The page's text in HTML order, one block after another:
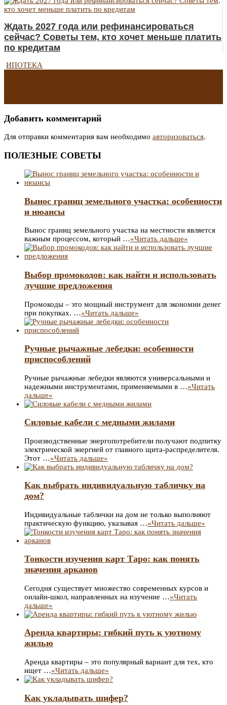
Ждать 2027 года или рефинансироваться
сейчас? Советы тем, кто хочет меньше платить
по кредитам
ИПОТЕКА
по
записям
Добавить комментарий
Для отправки комментария вам необходимо авторизоваться.
ПОЛЕЗНЫЕ СОВЕТЫ
Вынос границ земельного участка: особенности
и нюансы
Вынос границ земельного участка на местности является
важным процессом, который …«Читать дальше»
Выбор промокодов: как найти и использовать
лучшие предложения
Промокоды – это мощный инструмент для экономии денег
при покупках. …«Читать дальше»
Ручные рычажные лебедки: особенности
приспособлений
Ручные рычажные лебедки являются универсальными и
надежными инструментами, применяемыми в …«Читать
дальше»
Силовые кабели с медными жилами
Производственные энергопотребители получают подпитку
электрической энергией от главного щита-распределителя.
Этот …«Читать дальше»
Как выбрать индивидуальную табличку на
дом?
Индивидуальные таблички на дом не только выполняют
практическую функцию, указывая …«Читать дальше»
Тонкости изучения карт Таро: как понять
значения арканов
Сегодня существует множество современных курсов и
онлайн-школ, направленных на изучение …«Читать
дальше»
Аренда квартиры: гибкий путь к уютному
жилью
Аренда квартиры – это популярный вариант для тех, кто
ищет …«Читать дальше»
Как укладывать шифер?